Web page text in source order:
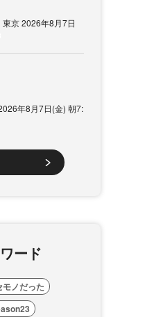
東京 2026年8月7日
年8月7日(金) 朝7:
ード
ノだった